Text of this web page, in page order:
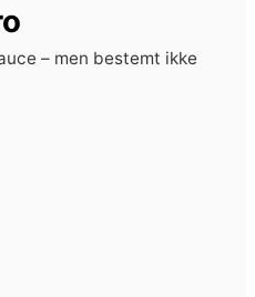
– men bestemt ikke